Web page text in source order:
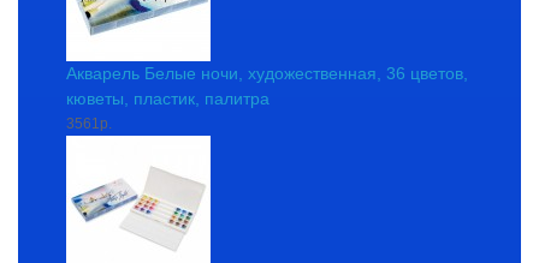
Акварель Белые ночи, художественная, 36 цветов,
кюветы, пластик, палитра
3561р.